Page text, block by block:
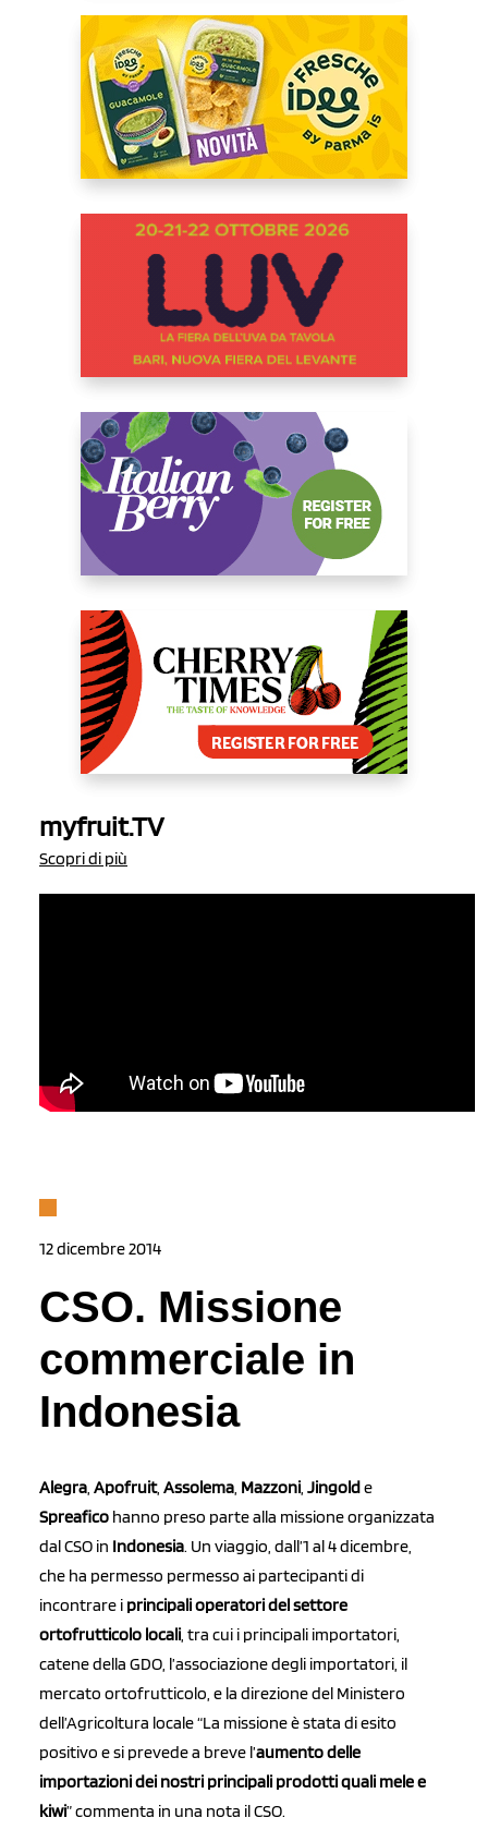
myfruit.TV
Scopri di più
12 dicembre 2014
CSO. Missione
commerciale in
Indonesia
Alegra, Apofruit, Assolema, Mazzoni, Jingold e
Spreafico hanno preso parte alla missione organizzata
dal CSO in Indonesia. Un viaggio, dall’1 al 4 dicembre,
che ha permesso permesso ai partecipanti di
incontrare i principali operatori del settore
ortofrutticolo locali, tra cui i principali importatori,
catene della GDO, l’associazione degli importatori, il
mercato ortofrutticolo, e la direzione del Ministero
dell’Agricoltura locale “La missione è stata di esito
positivo e si prevede a breve l’aumento delle
importazioni dei nostri principali prodotti quali mele e
kiwi” commenta in una nota il CSO.